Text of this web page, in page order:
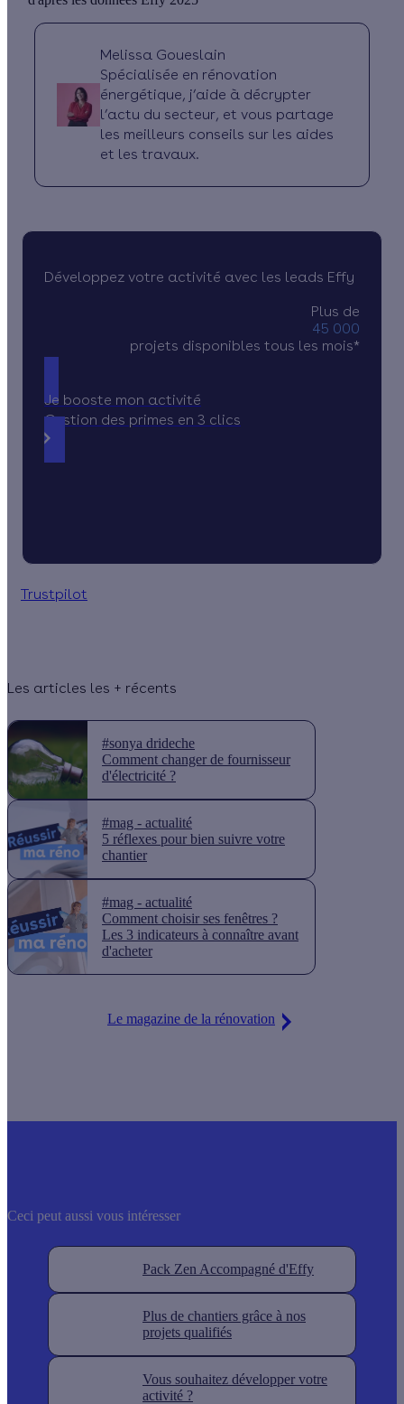
Melissa Goueslain
Spécialisée en rénovation
énergétique, j’aide à décrypter
l’actu du secteur, et vous partage
les meilleurs conseils sur les aides
et les travaux.
Développez votre activité avec les leads Effy
Plus de
45 000
projets disponibles tous les mois*
Je booste mon activité
Gestion des primes en 3 clics
Trustpilot
Les articles les + récents
#sonya drideche
Comment changer de fournisseur
d'électricité ?
#mag - actualité
5 réflexes pour bien suivre votre
chantier
#mag - actualité
Comment choisir ses fenêtres ?
Les 3 indicateurs à connaître avant
d'acheter
Le magazine de la rénovation
Ceci peut aussi vous intéresser
Pack Zen Accompagné d'Effy
Plus de chantiers grâce à nos
projets qualifiés
Vous souhaitez développer votre
activité ?